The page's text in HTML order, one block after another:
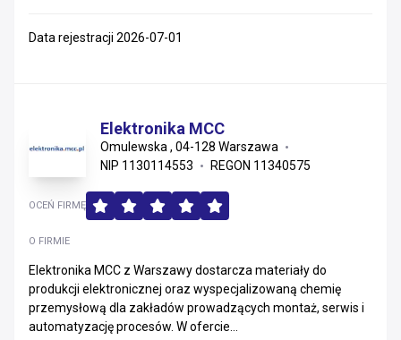
Podkarpackie
Lubelskie
Data rejestracji 2026-07-01
Elektronika MCC
Omulewska , 04-128 Warszawa
NIP 1130114553
REGON 11340575
O FIRMIE
Elektronika MCC z Warszawy dostarcza materiały do
produkcji elektronicznej oraz wyspecjalizowaną chemię
przemysłową dla zakładów prowadzących montaż, serwis i
automatyzację procesów. W ofercie...
OCEŃ FIRMĘ